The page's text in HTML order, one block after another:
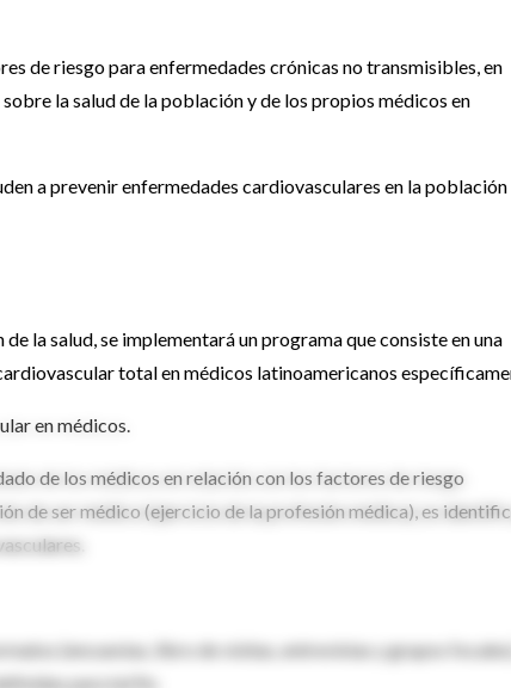
de riesgo para enfermedades crónicas no transmisibles, en
la salud de la población y de los propios médicos en
a prevenir enfermedades cardiovasculares en la población
la salud, se implementará un programa que consiste en una
total en médicos latinoamericanos
en médicos.
de los médicos en relación con los factores de riesgo
de ser médico (ejercicio de la profesión médica), es
(encuestas, libro de visitas, entrevistas y grupos focales),
para tal fin.